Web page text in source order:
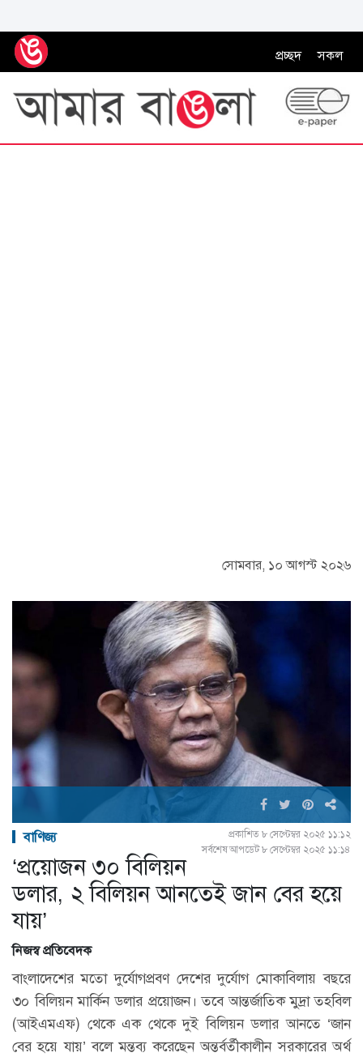
প্রচ্ছদ সকল
সোমবার, ১০ আগস্ট ২০২৬
বাণিজ্য
প্রকাশিত ৮ সেপ্টেম্বর ২০২৫ ১১:১২
সর্বশেষ আপডেট ৮ সেপ্টেম্বর ২০২৫ ১১:১৪
‘প্রয়োজন ৩০ বিলিয়ন
ডলার, ২ বিলিয়ন আনতেই জান বের হয়ে
যায়’
নিজস্ব প্রতিবেদক
বাংলাদেশের মতো দুর্যোগপ্রবণ দেশের দুর্যোগ মোকাবিলায় বছরে
৩০ বিলিয়ন মার্কিন ডলার প্রয়োজন। তবে আন্তর্জাতিক মুদ্রা তহবিল
(আইএমএফ) থেকে এক থেকে দুই বিলিয়ন ডলার আনতে ‘জান
বের হয়ে যায়’ বলে মন্তব্য করেছেন অন্তর্বর্তীকালীন সরকারের অর্থ